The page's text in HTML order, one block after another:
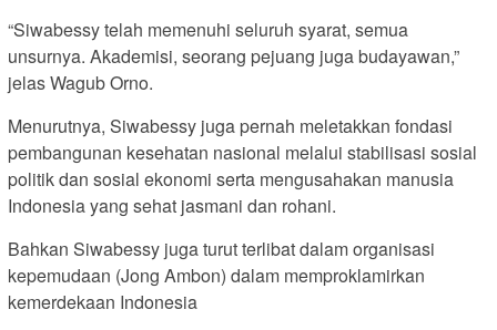
“Siwabessy telah memenuhi seluruh syarat, semua
unsurnya. Akademisi, seorang pejuang juga budayawan,”
jelas Wagub Orno.
Menurutnya, Siwabessy juga pernah meletakkan fondasi
pembangunan kesehatan nasional melalui stabilisasi sosial
politik dan sosial ekonomi serta mengusahakan manusia
Indonesia yang sehat jasmani dan rohani.
Bahkan Siwabessy juga turut terlibat dalam organisasi
kepemudaan (Jong Ambon) dalam memproklamirkan
kemerdekaan Indonesia